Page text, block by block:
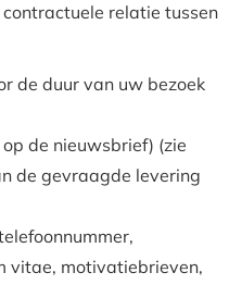
relatie tussen
de duur van uw bezoek
de nieuwsbrief) (zie
de gevraagde levering
vitae, motivatiebrieven,